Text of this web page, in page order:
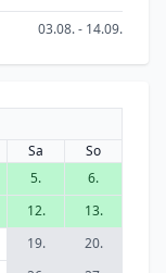
03.08. - 14.09.
Sa
So
5.
6.
12.
13.
19.
20.